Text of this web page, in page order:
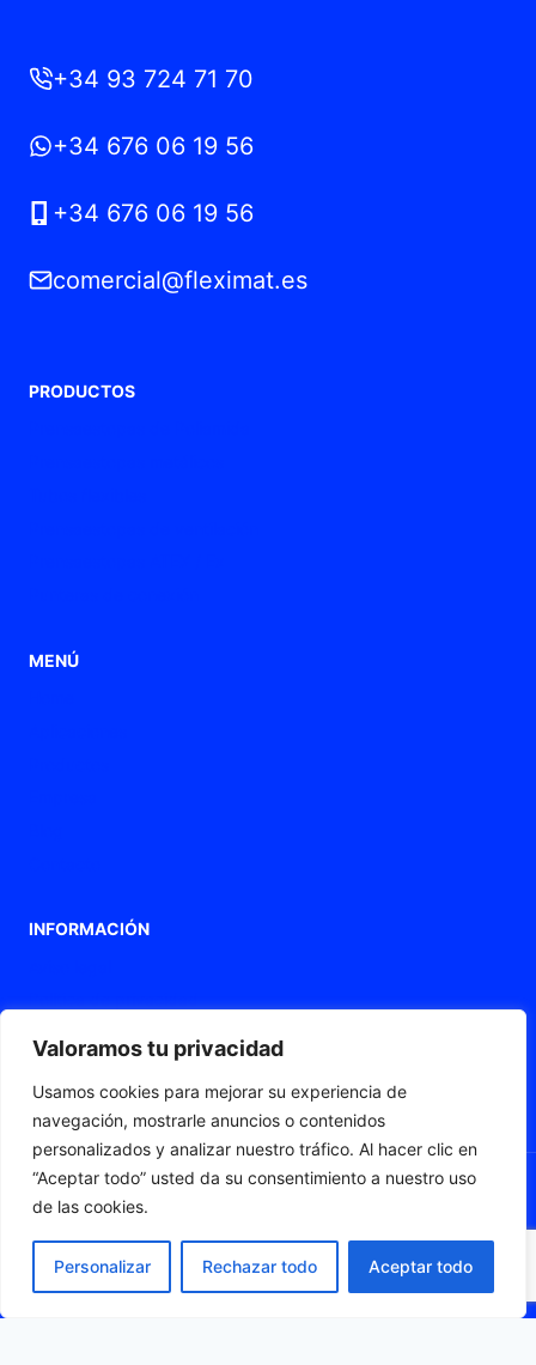
Valoramos tu privacidad
Usamos cookies para mejorar su experiencia de
navegación, mostrarle anuncios o contenidos
personalizados y analizar nuestro tráfico. Al hacer clic en
“Aceptar todo” usted da su consentimiento a nuestro uso
de las cookies.
Personalizar Rechazar todo Aceptar todo
+34 93 724 71 70
+34 676 06 19 56
+34 676 06 19 56
comercial@fleximat.es
PRODUCTOS
MENÚ
INFORMACIÓN
Declaración de accesibilidad
Mapa web
© 2026 Fleximat